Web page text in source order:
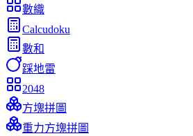
數織
Calcudoku
數和
踩地雷
2048
方塊拼圖
重力方塊拼圖